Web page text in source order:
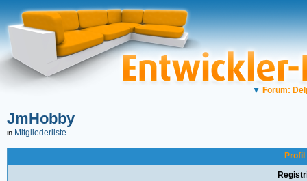
▼ Forum:
JmHobby
in Mitgliederliste